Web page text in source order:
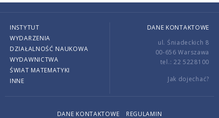
INSTYTUT
WYDARZENIA
DZIAŁALNOŚĆ NAUKOWA
WYDAWNICTWA
ŚWIAT MATEMATYKI
INNE
DANE KONTAKTOWE
ul. Śniadeckich 8
00-656 Warszawa
tel.: 22 5228100
Jak dojechać?
DANE KONTAKTOWE REGULAMIN